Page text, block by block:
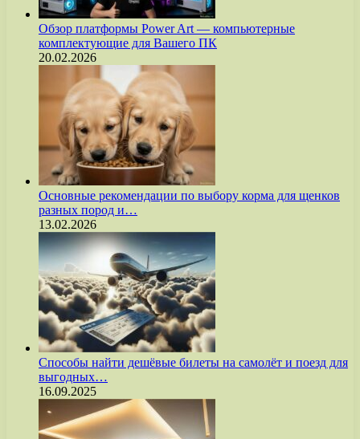
Обзор платформы Power Art — компьютерные
комплектующие для Вашего ПК
20.02.2026
Основные рекомендации по выбору корма для щенков
разных пород и…
13.02.2026
Способы найти дешёвые билеты на самолёт и поезд для
выгодных…
16.09.2025